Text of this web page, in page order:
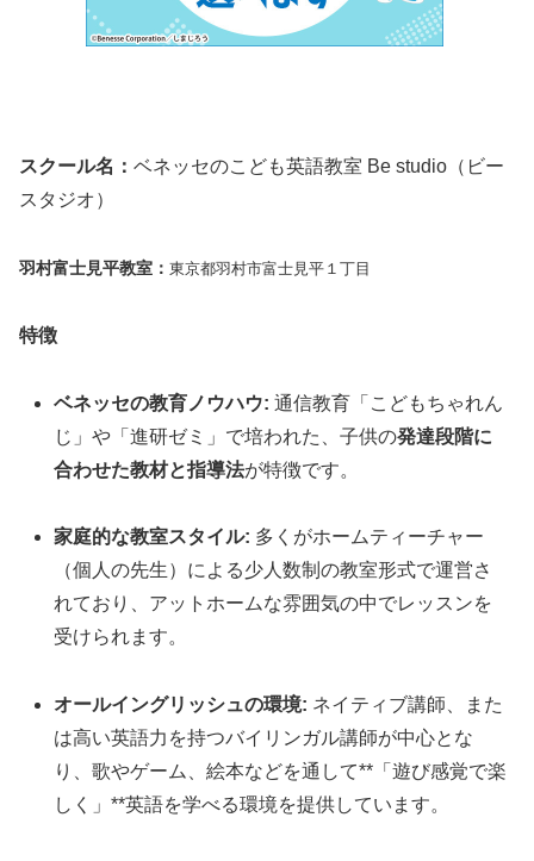
スクール名： ベネッセのこども英語教室 Be studio（ビー
スタジオ）
羽村富士見平教室： 東京都羽村市富士見平１丁目
特徴
ベネッセの教育ノウハウ: 通信教育「こどもちゃれん
じ」や「進研ゼミ」で培われた、子供の発達段階に
合わせた教材と指導法が特徴です。
家庭的な教室スタイル: 多くがホームティーチャー
（個人の先生）による少人数制の教室形式で運営さ
れており、アットホームな雰囲気の中でレッスンを
受けられます。
オールイングリッシュの環境: ネイティブ講師、また
は高い英語力を持つバイリンガル講師が中心とな
り、歌やゲーム、絵本などを通して**「遊び感覚で楽
しく」**英語を学べる環境を提供しています。